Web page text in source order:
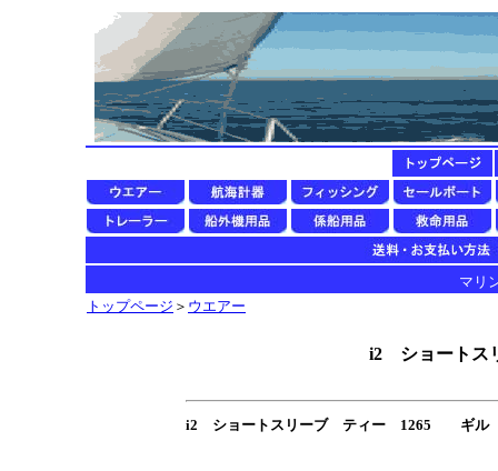
マリ
トップページ ＞ ウエアー
i2 ショート
i2 ショートスリーブ ティー 1265 ギル